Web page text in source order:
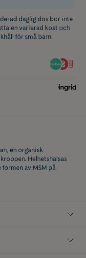
daglig dos bör inte
en varierad kost och
för små barn.
en organisk
Helhetshälsas
av MSM på